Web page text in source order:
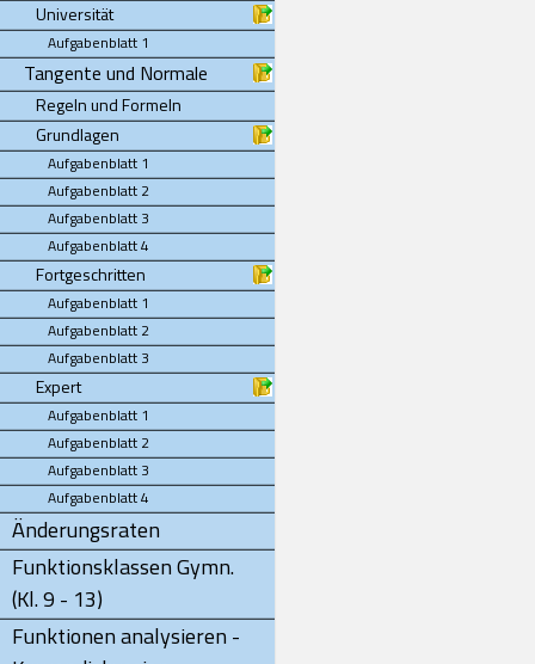
Universität
Aufgabenblatt 1
Tangente und Normale
Regeln und Formeln
Grundlagen
Aufgabenblatt 1
Aufgabenblatt 2
Aufgabenblatt 3
Aufgabenblatt 4
Fortgeschritten
Aufgabenblatt 1
Aufgabenblatt 2
Aufgabenblatt 3
Expert
Aufgabenblatt 1
Aufgabenblatt 2
Aufgabenblatt 3
Aufgabenblatt 4
Änderungsraten
Funktionsklassen Gymn.
(Kl. 9 - 13)
Funktionen analysieren -